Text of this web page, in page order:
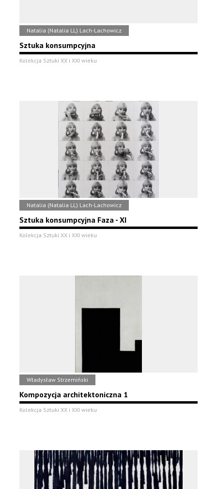
Natalia (Natalia LL) Lach-Lachowicz
Sztuka konsumpcyjna
Kolekcja Sztuki XX i XXI wieku
Natalia (Natalia LL) Lach-Lachowicz
Sztuka konsumpcyjna Faza - XI
Kolekcja Sztuki XX i XXI wieku
Władysław Strzemiński
Kompozycja architektoniczna 1
Kolekcja Sztuki XX i XXI wieku